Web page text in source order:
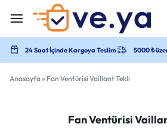
24 Saat İçinde Kargoya Teslim 5000 ₺
Anasayfa» Fan Ventürisi Vaillant Tekli
Fan Ventürisi